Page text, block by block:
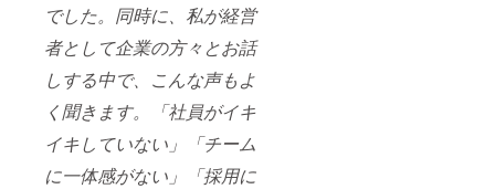
でした。同時に、私が経営
者として企業の方々とお話
しする中で、こんな声もよ
く聞きます。「社員がイキ
イキしていない」「チーム
に一体感がない」「採用に